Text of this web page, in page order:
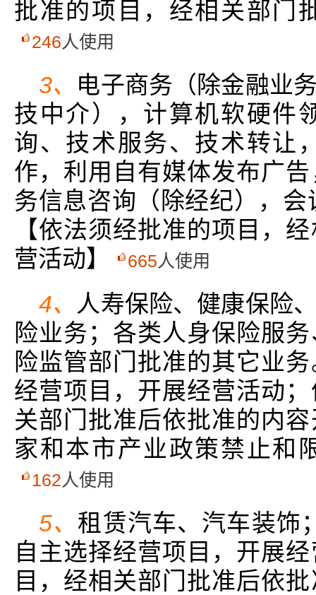
批准的项目，经相关部门
246人使用
3、 电子商务（除金融业
技中介），计算机软硬件
询、技术服务、技术转让
作，利用自有媒体发布广
务信息咨询（除经纪），
【依法须经批准的项目，
营活动】
665人使用
4、 人寿保险、健康保险
险业务；各类人身保险服
险监管部门批准的其它业
经营项目，开展经营活动
关部门批准后依批准的内
家和本市产业政策禁止和
162人使用
5、 租赁汽车、汽车装饰
自主选择经营项目，开展
目，经相关部门批准后依